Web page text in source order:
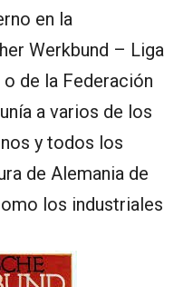
en la
Werkbund – Liga
de la Federación
a varios de los
y todos los
de Alemania de
los industriales